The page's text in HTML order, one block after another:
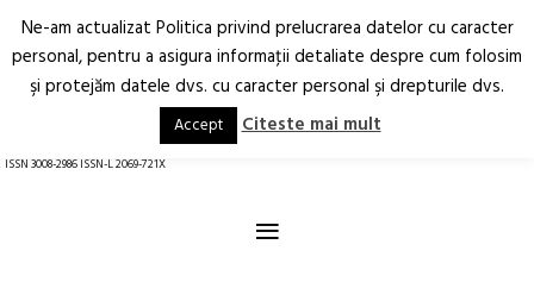
Arhitectură.
Oraș.
RO EN
ISSN 3008-2986 ISSN-L 2069-721X
≡
Ne-am actualizat Politica privind prelucrarea datelor cu caracter
personal, pentru a asigura informaţii detaliate despre cum folosim
şi protejăm datele dvs. cu caracter personal şi drepturile dvs.
Accept Citeste mai mult